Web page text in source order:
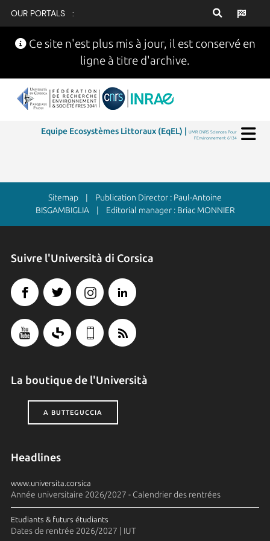
OUR PORTALS :
Ce site n'est plus mis à jour, il est conservé en
ligne à titre d'archive.
Equipe Ecosystèmes Littoraux (EqEL) |UMR CNRS Sciences Pour
l'Environnement 6134
Sitemap | Publication Director : Paul-Antoine
BISGAMBIGLIA | Editorial manager : Briac MONNIER
Suivre l'Università di Corsica
La boutique de l'Università
A BUTTEGUCCIA
Headlines
www.universita.corsica
Année universitaire 2026/2027 - Calendrier des rentrées
Etudiants & futurs étudiants
Dates de rentrée 2026/2027 | IUT